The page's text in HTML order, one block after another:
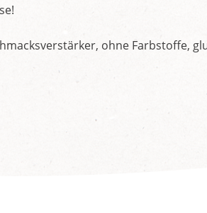
ohne Farbstoffe,